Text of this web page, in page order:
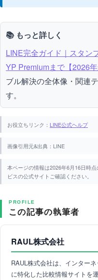
📚 もっと詳しく
LINE完全ガイド｜スタン
YP Premiumまで【2026年
ブル解決の全体像・関連
す。
お役立ちリンク： LINE公式ヘルプ
画像引用元&出典：LINE
本ページの情報は2026年6月16日時
ビスの公式サイトご確認ください。
PROFILE
この記事の執筆者
RAUL株式会社
RAUL株式会社は、インター
に特化した比較情報サイトを